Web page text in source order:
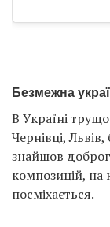
Безмежна
В Україні
Чернівці, Львів,
знайшов
композицій, на
посміхається.